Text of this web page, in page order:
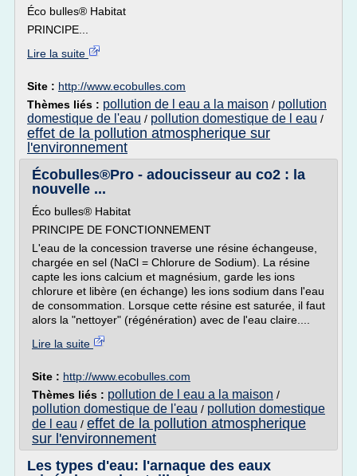
Éco bulles® Habitat
PRINCIPE...
Lire la suite
Site : http://www.ecobulles.com
Thèmes liés : pollution de l eau a la maison / pollution
domestique de l'eau / pollution domestique de l eau /
effet de la pollution atmospherique sur
l'environnement
Écobulles®Pro - adoucisseur au co2 : la
nouvelle ...
Éco bulles® Habitat
PRINCIPE DE FONCTIONNEMENT
L'eau de la concession traverse une résine échangeuse,
chargée en sel (NaCl = Chlorure de Sodium). La résine
capte les ions calcium et magnésium, garde les ions
chlorure et libère (en échange) les ions sodium dans l'eau
de consommation. Lorsque cette résine est saturée, il faut
alors la "nettoyer" (régénération) avec de l'eau claire....
Lire la suite
Site : http://www.ecobulles.com
Thèmes liés : pollution de l eau a la maison /
pollution domestique de l'eau / pollution domestique
de l eau / effet de la pollution atmospherique
sur l'environnement
Les types d'eau: l'arnaque des eaux